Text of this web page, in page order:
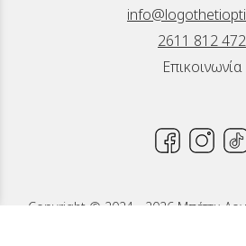
2611 812 472
Επικοινωνία
Copyright © 2024 - 2026 Μπέττυ